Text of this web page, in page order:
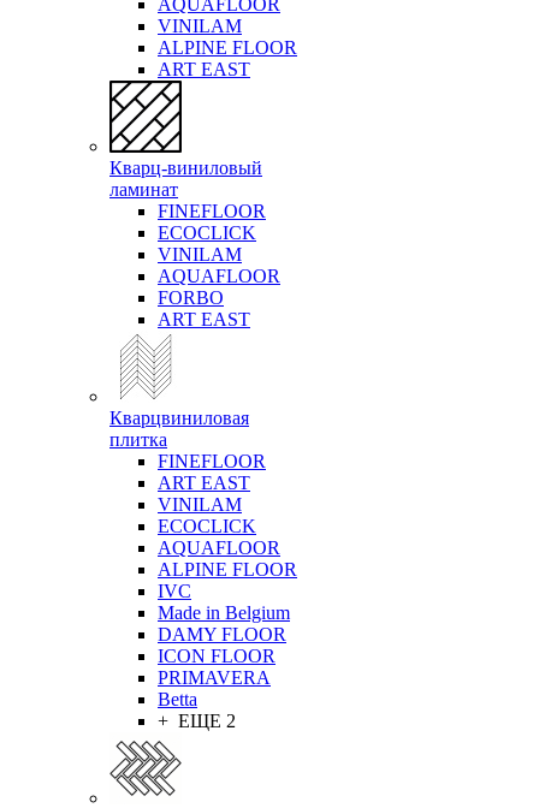
AQUAFLOOR
VINILAM
ALPINE FLOOR
ART EAST
Кварц-виниловый
ламинат
FINEFLOOR
ECOCLICK
VINILAM
AQUAFLOOR
FORBO
ART EAST
Кварцвиниловая
плитка
FINEFLOOR
ART EAST
VINILAM
ECOCLICK
AQUAFLOOR
ALPINE FLOOR
IVC
Made in Belgium
DAMY FLOOR
ICON FLOOR
PRIMAVERA
Betta
+ ЕЩЕ 2